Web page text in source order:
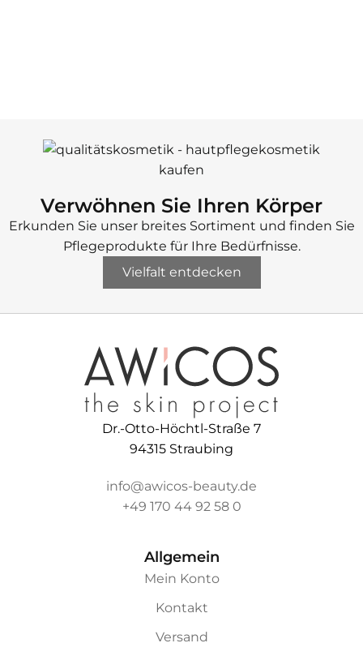
Verwöhnen Sie Ihren Körper
Erkunden Sie unser breites Sortiment und finden Sie
Pflegeprodukte für Ihre Bedürfnisse.
Vielfalt entdecken
Dr.-Otto-Höchtl-Straße 7
94315 Straubing
info@awicos-beauty.de
+49 170 44 92 58 0
Allgemein
Mein Konto
Kontakt
Versand